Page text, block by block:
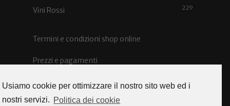
Vini Rossi 229
Termini e condizioni shop online
Prezzi e pagamenti
Spedizioni e costi
Usiamo cookie per ottimizzare il nostro sito web ed i
nostri servizi. Politica dei cookie